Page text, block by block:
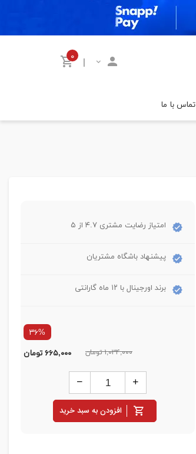
| ۰
تماس با ما
امتیاز رضایت مشتری ۴.۷ از ۵
پیشنهاد باشگاه مشتریان
برند اورجینال با ۱۲ ماه گارانتی
۳۶%
۱,۰۳۴,۰۰۰ تومان ۶۶۵,۰۰۰تومان
افزودن به سبد خرید